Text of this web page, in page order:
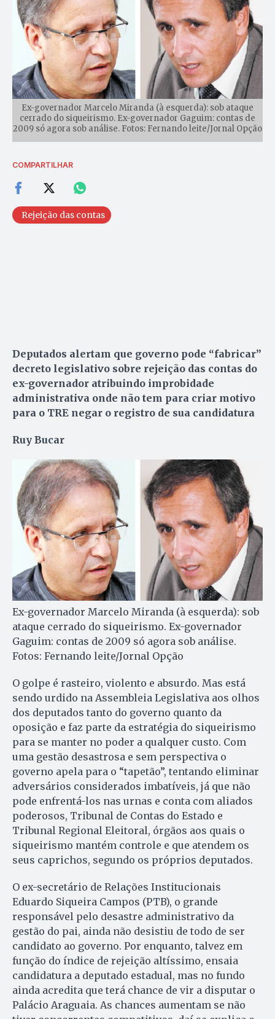
Ex-governador Marcelo Miranda (à esquerda): sob ataque
cerrado do siqueirismo. Ex-governador Gaguim: contas de
2009 só agora sob análise. Fotos: Fernando leite/Jornal Opção
COMPARTILHAR
Rejeição das contas
Deputados alertam que governo pode “fabricar”
decreto legislativo sobre rejeição das contas do
ex-governador atribuindo improbidade
administrativa onde não tem para criar motivo
para o TRE negar o registro de sua candidatura
Ruy Bucar
Ex-governador Marcelo Miranda (à esquerda): sob
ataque cerrado do siqueirismo. Ex-governador
Gaguim: contas de 2009 só agora sob análise.
Fotos: Fernando leite/Jornal Opção
O golpe é rasteiro, violento e absurdo. Mas está
sen­do urdido na As­sem­bleia Legislativa aos olhos
dos deputados tanto do governo quanto da
oposição e faz parte da estratégia do siqueirismo
para se manter no poder a qualquer custo. Com
uma gestão desastrosa e sem perspectiva o
governo apela para o “tapetão”, tentando eliminar
adversários considerados imbatíveis, já que não
pode enfrentá-los nas urnas e conta com aliados
poderosos, Tribunal de Contas do Estado e
Tribunal Regional E­leitoral, órgãos aos quais o
siqueirismo mantém controle e que atendem os
seus caprichos, segundo os próprios deputados.
O ex-secretário de Relações Institucionais
Eduardo Siqueira Campos (PTB), o grande
responsável pelo desastre administrativo da
gestão do pai, ainda não desistiu de todo de ser
candidato ao governo. Por enquanto, talvez em
função do índice de rejeição altíssimo, ensaia
candidatura a deputado estadual, mas no fundo
ainda acredita que terá chance de vir a disputar o
Palácio Araguaia. As chances aumentam se não